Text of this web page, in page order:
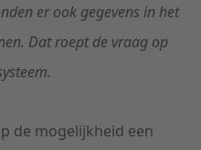
er ook gegevens in het
Dat roept de vraag op
de mogelijkheid een